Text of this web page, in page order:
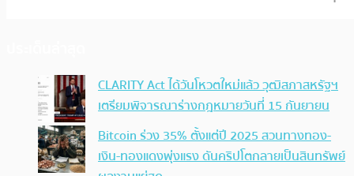
CLARITY Act ได้วันโหวตใหม่แล้ว วุฒิสภาสหรัฐฯ
เตรียมพิจารณาร่างกฎหมายวันที่ 15 กันยายน
Bitcoin ร่วง 35% ตั้งแต่ปี 2025 สวนทางทอง-
เงิน-ทองแดงพุ่งแรง ดันคริปโตกลายเป็นสินทรัพย์